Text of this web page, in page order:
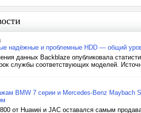
надёжные и проблемные HDD — общий
данных Backblaze опубликовала
службы соответствующих моделей.
BMW 7 серии и Mercedes-Benz Maybach
от Huawei и JAC оставался самым